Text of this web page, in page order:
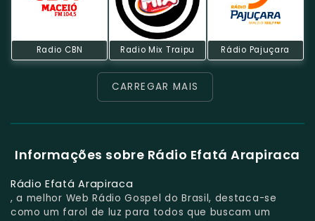
Radio CBN Radio Mix Traipu Rádio Pajuçara
CARREGAR MAIS
Informações sobre Rádio Efatá Arapiraca
Rádio Efatá Arapiraca
, a melhor Web Rádio Gospel do Brasil, destaca-se
como um farol de luz para todos que buscam um